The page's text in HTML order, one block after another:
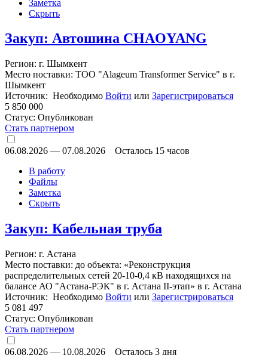
Заметка
Скрыть
Закуп: Автошина CHAOYANG
Регион: г. Шымкент
Место поставки: ТОО "Alageum Transformer Service" в г.
Шымкент
Источник: Необходимо Войти или Зарегистрироваться
5 850 000
Статус: Опубликован
Стать партнером
06.08.2026 — 07.08.2026
Осталось 15 часов
В работу
Файлы
Заметка
Скрыть
Закуп: Кабельная труба
Регион: г. Астана
Место поставки: до объекта: «Реконструкция
распределительных сетей 20-10-0,4 кВ находящихся на
балансе АО "Астана-РЭК" в г. Астана II-этап» в г. Астана
Источник: Необходимо Войти или Зарегистрироваться
5 081 497
Статус: Опубликован
Стать партнером
06.08.2026 — 10.08.2026
Осталось 3 дня